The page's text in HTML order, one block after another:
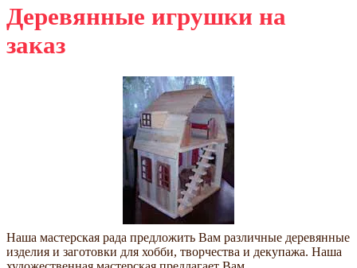
Деревянные игрушки на
заказ
Наша мастерская рада предложить Вам различные деревянные
изделия и заготовки для хобби, творчества и декупажа. Наша